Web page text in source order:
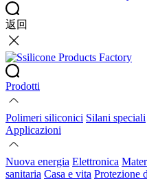
返回
Prodotti
Polimeri siliconici Silani speciali
Applicazioni
Nuova energia Elettronica
sanitaria Casa e vita Protezione